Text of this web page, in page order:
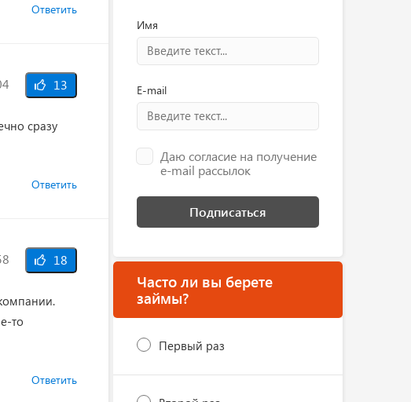
Ответить
13
сразу
Ответить
18
то
Ответить
Имя
E-mail
Даю согласие на получение
e-mail рассылок
Подписаться
Часто ли вы берете
займы?
Первый раз